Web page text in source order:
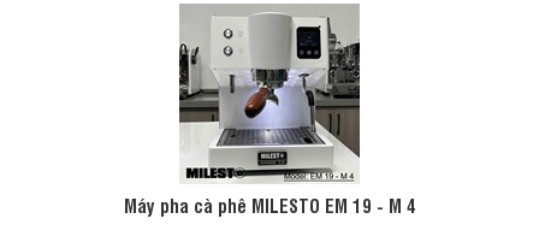
Máy pha cà phê MILESTO EM 19 - M 4